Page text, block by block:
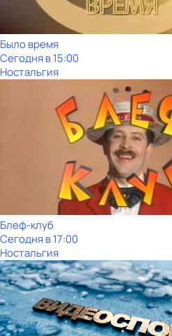
Было время
Сегодня в 15:00
Ностальгия
Блеф-клуб
Сегодня в 17:00
Ностальгия